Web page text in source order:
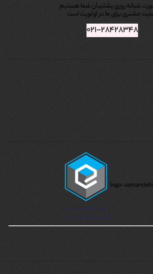
شبانه روزی پشتیبان شما هستیم
مشتری برای ما در اولویت است
۰۲۱-۲۸۴۲۸۳۴۸